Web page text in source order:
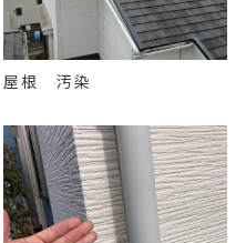
屋根 汚染